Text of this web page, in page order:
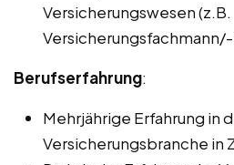
Versicherungswesen (z.B.
Versicherungsfachmann/-
Berufserfahrung:
Mehrjährige Erfahrung in
Versicherungsbranche in